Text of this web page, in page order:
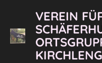
Hauptinhalt
springen
VEREIN